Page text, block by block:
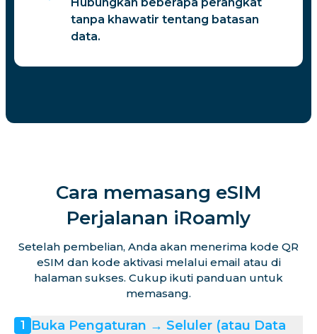
tanpa khawatir tentang batasan
data.
Cara memasang eSIM
Perjalanan iRoamly
Setelah pembelian, Anda akan menerima kode QR
eSIM dan kode aktivasi melalui email atau di
halaman sukses. Cukup ikuti panduan untuk
memasang.
1
Buka Pengaturan → Seluler (atau Data